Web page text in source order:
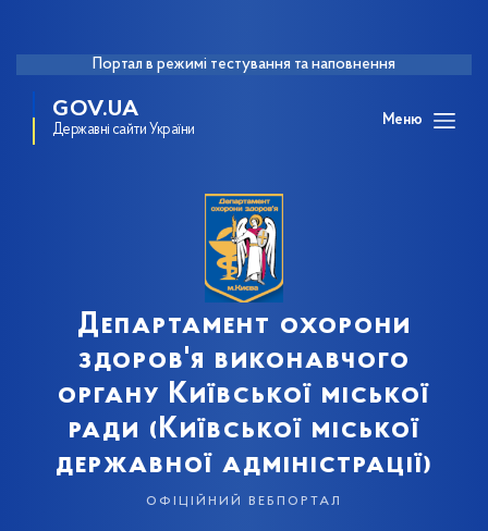
Портал в режимі тестування та наповнення
GOV.UA
Державні сайти України
Меню
Департамент охорони
здоров'я виконавчого
органу Київської міської
ради (Київської міської
державної адміністрації)
офіційний вебпортал